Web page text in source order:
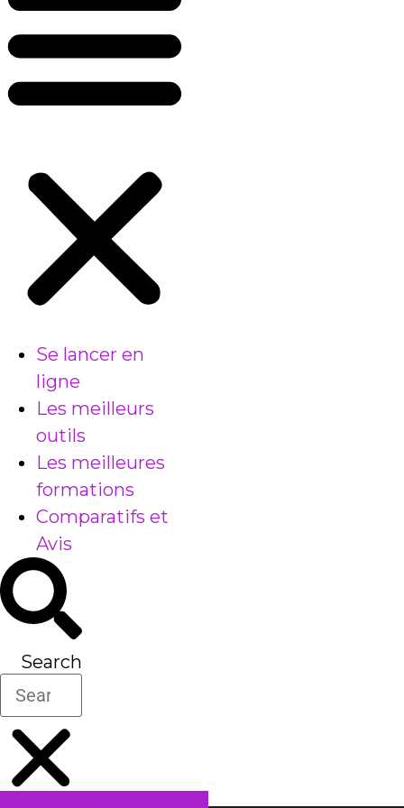
Se lancer en
ligne
Les meilleurs
outils
Les meilleures
formations
Comparatifs et
Avis
Search